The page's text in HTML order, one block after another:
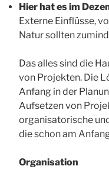
Hier hat es im
Externe Einflüsse,
Natur sollten
Das alles sind die
von Projekten. Die
Anfang in der
Aufsetzen von
organisatorische
die schon am
Organisation